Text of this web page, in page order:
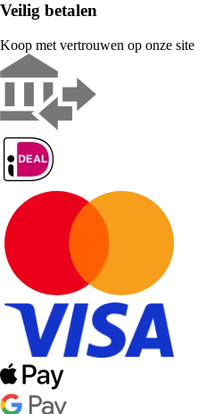
Veilig betalen
Koop met vertrouwen op onze site